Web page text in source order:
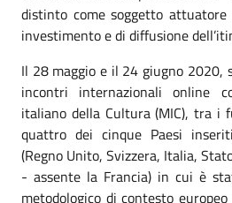
distinto come soggetto
investimento e di diffusione
Il 28 maggio e il 24 giugno 2020,
incontri internazionali online
italiano della Cultura (MIC), tra i
quattro dei cinque Paesi
(Regno Unito, Svizzera, Italia,
- assente la Francia) in cui è
metodologico di contesto